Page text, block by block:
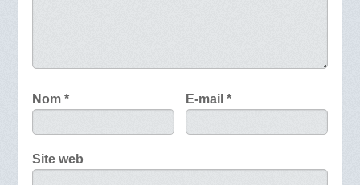
Nom * E-mail*
Site web